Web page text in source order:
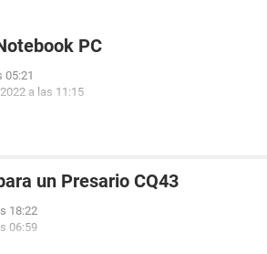
PC
05:21
a las 11:15
un Presario CQ43
18:22
06:59